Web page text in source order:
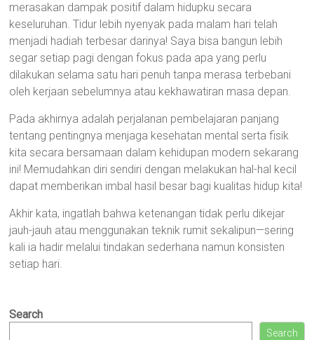
merasakan dampak positif dalam hidupku secara
keseluruhan. Tidur lebih nyenyak pada malam hari telah
menjadi hadiah terbesar darinya! Saya bisa bangun lebih
segar setiap pagi dengan fokus pada apa yang perlu
dilakukan selama satu hari penuh tanpa merasa terbebani
oleh kerjaan sebelumnya atau kekhawatiran masa depan.
Pada akhirnya adalah perjalanan pembelajaran panjang
tentang pentingnya menjaga kesehatan mental serta fisik
kita secara bersamaan dalam kehidupan modern sekarang
ini! Memudahkan diri sendiri dengan melakukan hal-hal kecil
dapat memberikan imbal hasil besar bagi kualitas hidup kita!
Akhir kata, ingatlah bahwa ketenangan tidak perlu dikejar
jauh-jauh atau menggunakan teknik rumit sekalipun—sering
kali ia hadir melalui tindakan sederhana namun konsisten
setiap hari.
Search
Search